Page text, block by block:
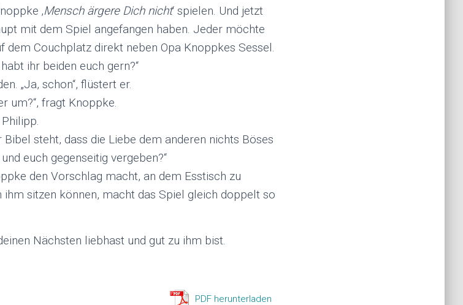
‚Mensch ärgere Dich nicht‘ spielen. Und jetzt
mit dem Spiel angefangen haben. Jeder möchte
dem Couchplatz direkt neben Opa Knoppkes Sessel.
ihr beiden euch gern?“
„Ja, schon“, flüstert er.
um?“, fragt Knoppke.
Bibel steht, dass die Liebe dem anderen nichts Böses
euch gegenseitig vergeben?“
den Vorschlag macht, an dem Esstisch zu
ihm sitzen können, macht das Spiel gleich doppelt so
Nächsten liebhast und gut zu ihm bist.
PDF herunterladen